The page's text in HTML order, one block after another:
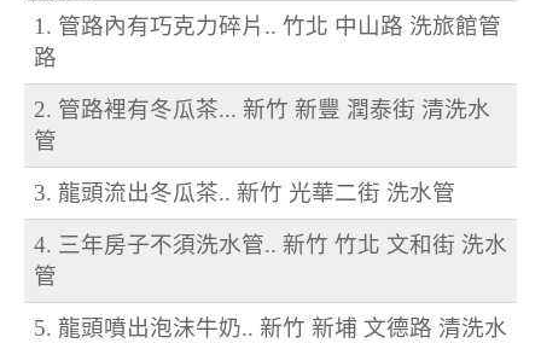
1. 管路內有巧克力碎片.. 竹北 中山路 洗旅館管
路
2. 管路裡有冬瓜茶... 新竹 新豐 潤泰街 清洗水
管
3. 龍頭流出冬瓜茶.. 新竹 光華二街 洗水管
4. 三年房子不須洗水管.. 新竹 竹北 文和街 洗水
管
5. 龍頭噴出泡沫牛奶.. 新竹 新埔 文德路 清洗水